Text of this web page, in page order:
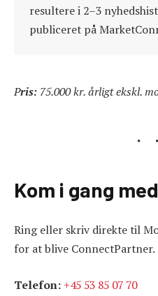
resultere i 2–3
publiceret på
Pris: 75.000 kr. årligt ekskl.
Kom i gang
Ring eller skriv direkte til
for at blive ConnectPartner.
Telefon: +45 53 85 07 70